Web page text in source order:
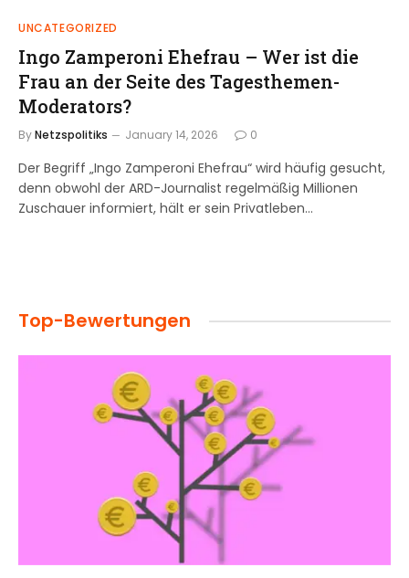
UNCATEGORIZED
Ingo Zamperoni Ehefrau – Wer ist die
Frau an der Seite des Tagesthemen-
Moderators?
ByNetzspolitiks January 14, 2026 0
Der Begriff „Ingo Zamperoni Ehefrau“ wird häufig gesucht,
denn obwohl der ARD-Journalist regelmäßig Millionen
Zuschauer informiert, hält er sein Privatleben…
Top-Bewertungen